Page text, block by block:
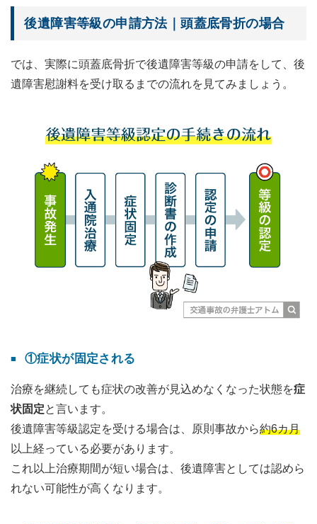
後遺障害等級の申請方法｜頭蓋底骨折の場合
では、実際に頭蓋底骨折で後遺障害等級の申請をして、後
遺障害慰謝料を受け取るまでの流れを見てみましょう。
①症状が固定される
治療を継続しても症状の改善が見込めなくなった状態を症
状固定と言います。
後遺障害等級認定を受ける場合は、原則事故から約6カ月
以上経っている必要があります。
これ以上治療期間が短い場合は、後遺障害としては認めら
れない可能性が高くなります。